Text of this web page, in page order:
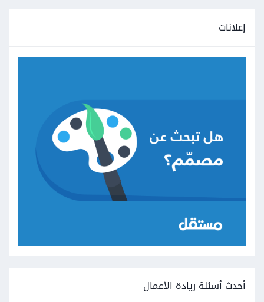
إعلانات
أحدث أسئلة ريادة الأعمال